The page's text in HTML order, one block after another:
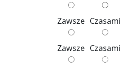
Poznaj swój
stres
Radom
Za­wsze Cza­sa­mi
Za­wsze Cza­sa­mi